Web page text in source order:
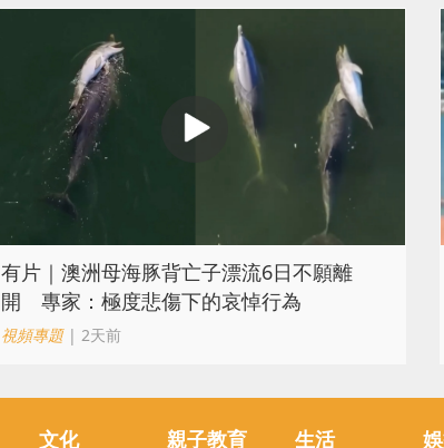
有片｜澳洲母海豚背亡子漂流6日不願離
開 專家：極度悲傷下的哀悼行為
視頻專題| 2天前
文化 親子教育 生活